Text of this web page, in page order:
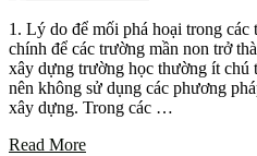
1. Lý do để mối phá hoại trong
chính để các trường mần non trở
xây dựng trường học thường ít chú
nên không sử dụng các phương
xây dựng. Trong các …
Read More